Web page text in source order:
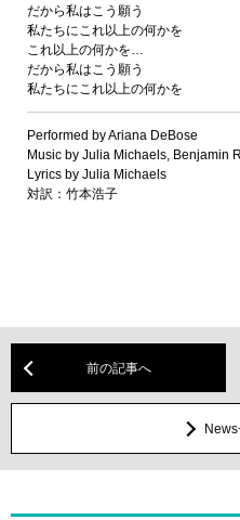
だから私はこう願う
私たちにこれ以上の何かを
これ以上の何かを…
だから私はこう願う
私たちにこれ以上の何かを
Performed by Ariana DeBose
Music by Julia Michaels, Benjamin
Lyrics by Julia Michaels
対訳：竹本浩子
前の記事へ